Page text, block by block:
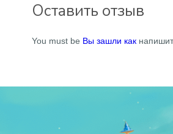
Оставить отзыв
You must be Вы зашли как